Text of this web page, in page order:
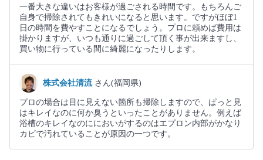
一番大きな違いはお客様が過ごされる時間です。もちろんご
自身で掃除されてもきれいになると思います。ですがほぼ1
日の時間を費やすことになるでしょう。プロに頼めば費用は
掛かりますが、いつも通りに過ごして頂く事が出来ますし、
買い物に行っている間に綺麗になったりします。
株式会社清流 さん(福岡県)
プロの場合は目に見えない箇所も掃除しますので、ぱっと見
はキレイなのに何か臭うといったことがありません。例えば
浴槽のキレイなのににおいがするのはエプロン内部がかなり
カビで汚れていることが原因の一つです。